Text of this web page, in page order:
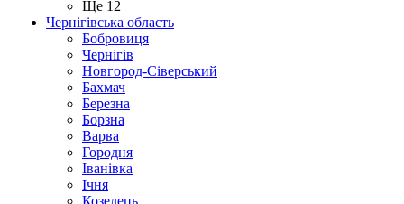
Ще 12
Чернігівська область
Бобровиця
Чернігів
Новгород-Сіверський
Бахмач
Березна
Борзна
Варва
Городня
Іванівка
Ічня
Козелець